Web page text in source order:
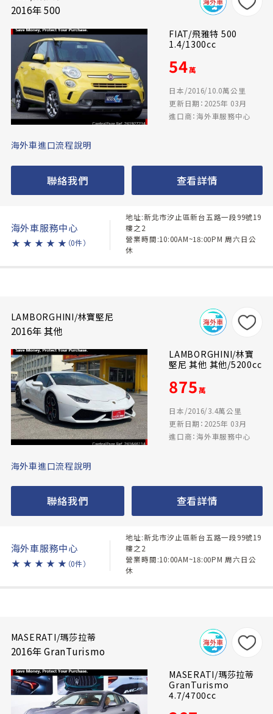
2016年 500
FIAT/飛雅特 500
1.4/1300cc
54萬
日本/2016/10.0萬公里
更新日期：2025年 03月
進口商：海外車服務中心
海外車進口流程說明
聯絡我們 查看詳情
海外車服務中心
★ ★ ★ ★ ★ （0件）
地址:新北市汐止區新台五路一段99號19
樓之2
營業時間:10:00AM~18:00PM 周六日公
休
LAMBORGHINI/林寶堅尼
2016年 其他
LAMBORGHINI/林寶
堅尼 其他 其他/5200cc
875萬
日本/2016/3.4萬公里
更新日期：2025年 03月
進口商：海外車服務中心
海外車進口流程說明
聯絡我們 查看詳情
海外車服務中心
★ ★ ★ ★ ★ （0件）
地址:新北市汐止區新台五路一段99號19
樓之2
營業時間:10:00AM~18:00PM 周六日公
休
MASERATI/瑪莎拉蒂
2016年 GranTurismo
MASERATI/瑪莎拉蒂
GranTurismo
4.7/4700cc